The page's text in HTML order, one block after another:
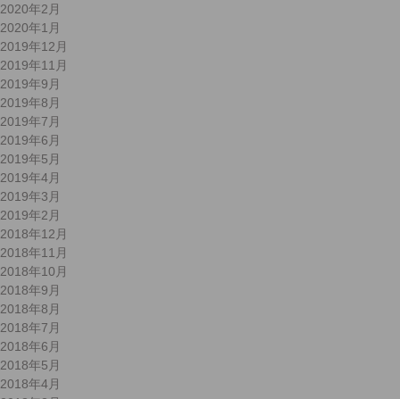
2020年2月
2020年1月
2019年12月
2019年11月
2019年9月
2019年8月
2019年7月
2019年6月
2019年5月
2019年4月
2019年3月
2019年2月
2018年12月
2018年11月
2018年10月
2018年9月
2018年8月
2018年7月
2018年6月
2018年5月
2018年4月